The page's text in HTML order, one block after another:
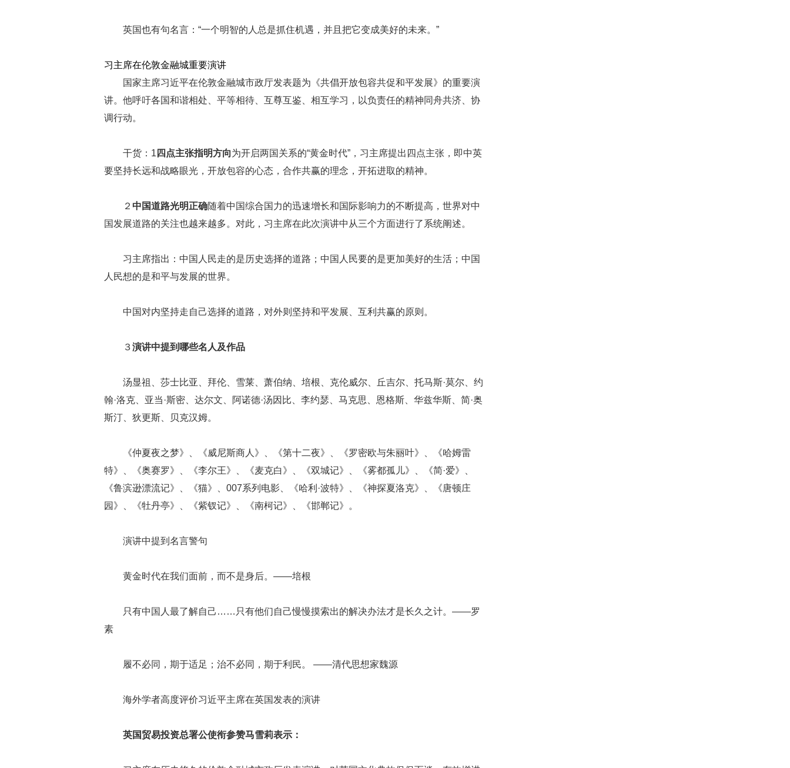
英国也有句名言：“一个明智的人总是抓住机遇，并且把它变成美好的未来。”
习主席在伦敦金融城重要演讲
国家主席习近平在伦敦金融城市政厅发表题为《共倡开放包容共促和平发展》的重要演
讲。他呼吁各国和谐相处、平等相待、互尊互鉴、相互学习，以负责任的精神同舟共济、协
调行动。
干货：1 四点主张指明方向为开启两国关系的“黄金时代”，习主席提出四点主张，即中英
要坚持长远和战略眼光，开放包容的心态，合作共赢的理念，开拓进取的精神。
２ 中国道路光明正确随着中国综合国力的迅速增长和国际影响力的不断提高，世界对中
国发展道路的关注也越来越多。对此，习主席在此次演讲中从三个方面进行了系统阐述。
习主席指出：中国人民走的是历史选择的道路；中国人民要的是更加美好的生活；中国
人民想的是和平与发展的世界。
中国对内坚持走自己选择的道路，对外则坚持和平发展、互利共赢的原则。
３ 演讲中提到哪些名人及作品
汤显祖、莎士比亚、拜伦、雪莱、萧伯纳、培根、克伦威尔、丘吉尔、托马斯·莫尔、约
翰·洛克、亚当·斯密、达尔文、阿诺德·汤因比、李约瑟、马克思、恩格斯、华兹华斯、简·奥
斯汀、狄更斯、贝克汉姆。
《仲夏夜之梦》、《威尼斯商人》、《第十二夜》、《罗密欧与朱丽叶》、《哈姆雷
特》、《奥赛罗》、《李尔王》、《麦克白》、《双城记》、《雾都孤儿》、《简·爱》、
《鲁滨逊漂流记》、《猫》、007系列电影、《哈利·波特》、《神探夏洛克》、《唐顿庄
园》、《牡丹亭》、《紫钗记》、《南柯记》、《邯郸记》。
演讲中提到名言警句
黄金时代在我们面前，而不是身后。——培根
只有中国人最了解自己……只有他们自己慢慢摸索出的解决办法才是长久之计。——罗
素
履不必同，期于适足；治不必同，期于利民。 ——清代思想家魏源
海外学者高度评价习近平主席在英国发表的演讲
英国贸易投资总署公使衔参赞马雪莉表示：